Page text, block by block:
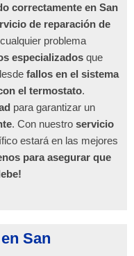
correctamente en San
de reparación de
problema
especializados que
fallos en el sistema
el termostato.
para garantizar un
. Con nuestro servicio
estará en las mejores
para asegurar que
San